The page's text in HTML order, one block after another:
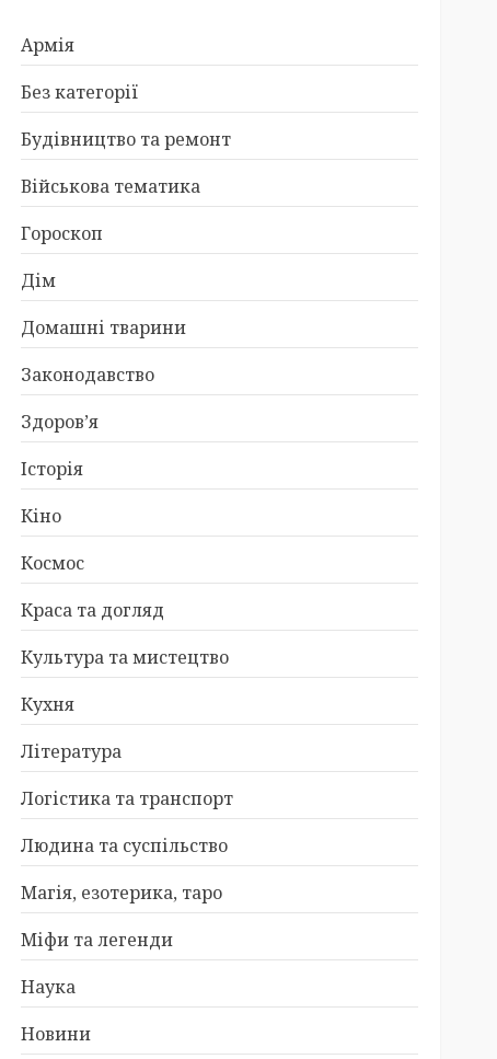
Армія
Без категорії
Будівництво та ремонт
Військова тематика
Гороскоп
Дім
Домашні тварини
Законодавство
Здоров’я
Історія
Кіно
Космос
Краса та догляд
Культура та мистецтво
Кухня
Література
Логістика та транспорт
Людина та суспільство
Магія, езотерика, таро
Міфи та легенди
Наука
Новини